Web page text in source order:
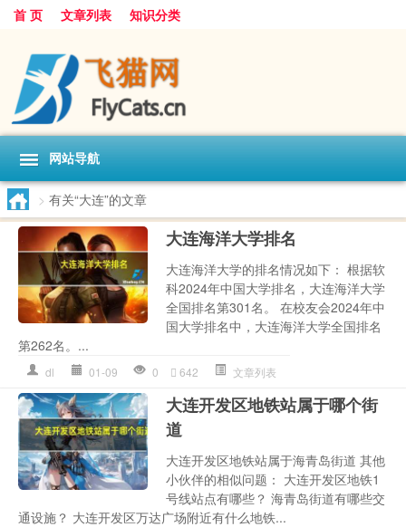
首 页 文章列表 知识分类
网站导航
> 有关“大连”的文章
大连海洋大学排名
大连海洋大学的排名情况如下： 根据软
科2024年中国大学排名，大连海洋大学
全国排名第301名。 在校友会2024年中
国大学排名中，大连海洋大学全国排名
第262名。...
dl 01-09 0 642 文章列表
大连开发区地铁站属于哪个街
道
大连开发区地铁站属于海青岛街道 其他
小伙伴的相似问题： 大连开发区地铁1
号线站点有哪些？ 海青岛街道有哪些交
通设施？ 大连开发区万达广场附近有什么地铁...